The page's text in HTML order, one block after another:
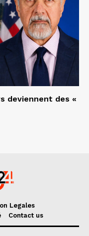
deviennent des «
Legales
Contact us